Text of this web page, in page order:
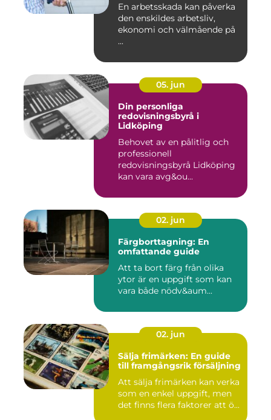
En arbetsskada kan påverka
den enskildes arbetsliv,
ekonomi och välmående på
...
05. jun
Din personliga
redovisningsbyrå i
Lidköping
Behovet av en pålitlig och
professionell
redovisningsbyrå Lidköping
kan vara avg&ou...
02. jun
Färgborttagning: En
omfattande guide
Att ta bort färg från olika
ytor är en uppgift som kan
vara både nödv&aum...
02. jun
Sälja frimärken: En guide
till framgångsrik försäljning
Att sälja frimärken kan verka
som en enkel uppgift, men
det finns flera faktorer att ö...